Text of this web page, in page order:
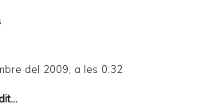
del 2009, a les 0:32